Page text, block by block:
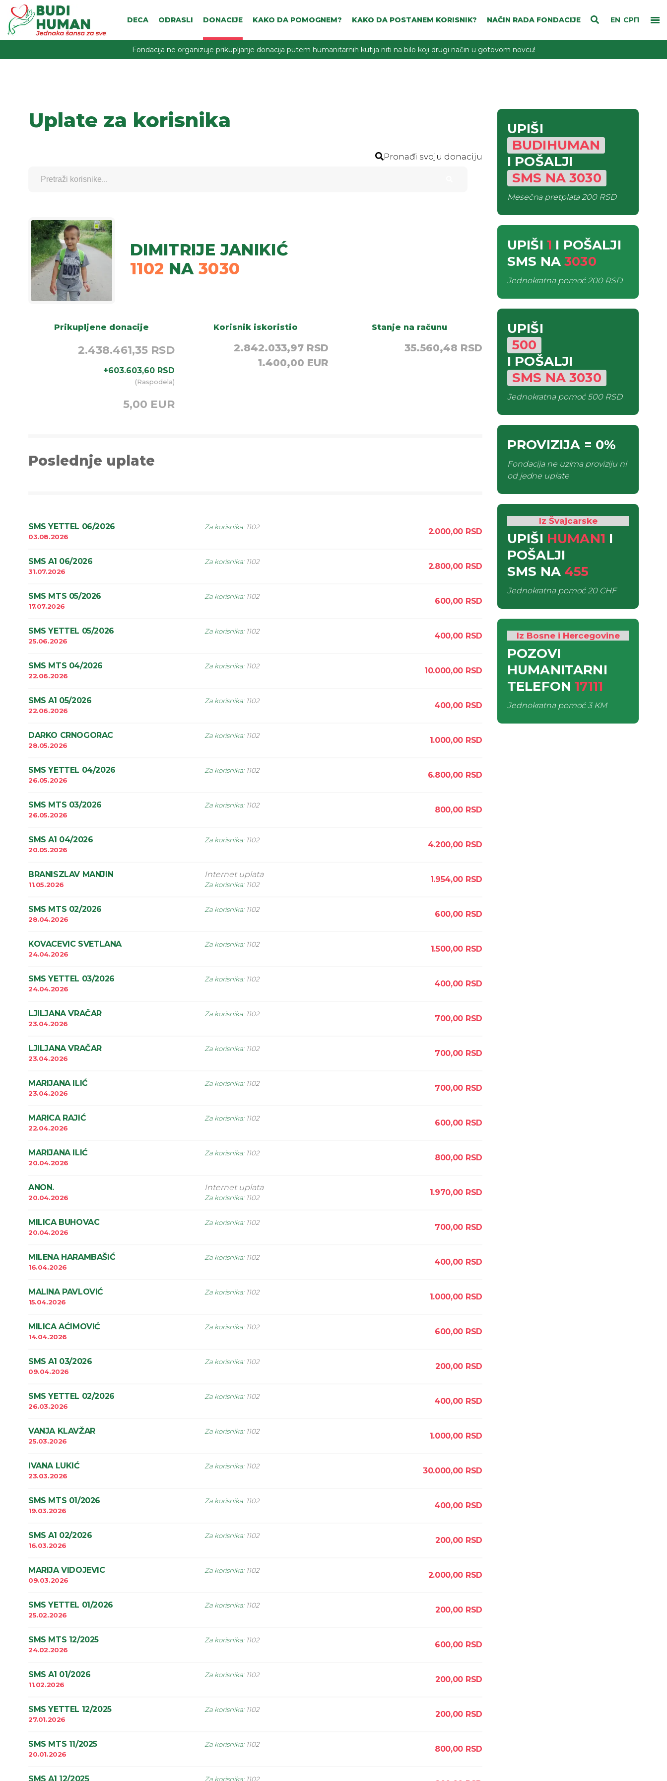
EN СРП
DECA ODRASLI DONACIJE KAKO DA POMOGNEM? KAKO DA POSTANEM KORISNIK? NAČIN RADA FONDACIJE
Fondacija ne organizuje prikupljanje donacija putem humanitarnih kutija niti na bilo koji drugi način u gotovom novcu!
Uplate za korisnika
Pronađi svoju donaciju
DIMITRIJE JANIKIĆ
1102 NA 3030
Prikupljene donacije
2.438.461,35 RSD
+603.603,60 RSD
(Raspodela)
5,00 EUR
Korisnik iskoristio
2.842.033,97 RSD
1.400,00 EUR
Stanje na računu
35.560,48 RSD
Poslednje uplate
SMS YETTEL 06/2026
03.08.2026
Za korisnika: 1102 2.000,00 RSD
SMS A1 06/2026
31.07.2026
Za korisnika: 1102 2.800,00 RSD
SMS MTS 05/2026
17.07.2026
Za korisnika: 1102 600,00 RSD
SMS YETTEL 05/2026
25.06.2026
Za korisnika: 1102 400,00 RSD
SMS MTS 04/2026
22.06.2026
Za korisnika: 1102 10.000,00 RSD
SMS A1 05/2026
22.06.2026
Za korisnika: 1102 400,00 RSD
DARKO CRNOGORAC
28.05.2026
Za korisnika: 1102 1.000,00 RSD
SMS YETTEL 04/2026
26.05.2026
Za korisnika: 1102 6.800,00 RSD
SMS MTS 03/2026
26.05.2026
Za korisnika: 1102 800,00 RSD
SMS A1 04/2026
20.05.2026
Za korisnika: 1102 4.200,00 RSD
BRANISZLAV MANJIN
11.05.2026
Internet uplata
Za korisnika: 1102
1.954,00 RSD
SMS MTS 02/2026
28.04.2026
Za korisnika: 1102 600,00 RSD
KOVACEVIC SVETLANA
24.04.2026
Za korisnika: 1102 1.500,00 RSD
SMS YETTEL 03/2026
24.04.2026
Za korisnika: 1102 400,00 RSD
LJILJANA VRAČAR
23.04.2026
Za korisnika: 1102 700,00 RSD
LJILJANA VRAČAR
23.04.2026
Za korisnika: 1102 700,00 RSD
MARIJANA ILIĆ
23.04.2026
Za korisnika: 1102 700,00 RSD
MARICA RAJIĆ
22.04.2026
Za korisnika: 1102 600,00 RSD
MARIJANA ILIĆ
20.04.2026
Za korisnika: 1102 800,00 RSD
ANON.
20.04.2026
Internet uplata
Za korisnika: 1102
1.970,00 RSD
MILICA BUHOVAC
20.04.2026
Za korisnika: 1102 700,00 RSD
MILENA HARAMBAŠIĆ
16.04.2026
Za korisnika: 1102 400,00 RSD
MALINA PAVLOVIĆ
15.04.2026
Za korisnika: 1102 1.000,00 RSD
MILICA AĆIMOVIĆ
14.04.2026
Za korisnika: 1102 600,00 RSD
SMS A1 03/2026
09.04.2026
Za korisnika: 1102 200,00 RSD
SMS YETTEL 02/2026
26.03.2026
Za korisnika: 1102 400,00 RSD
VANJA KLAVŽAR
25.03.2026
Za korisnika: 1102 1.000,00 RSD
IVANA LUKIĆ
23.03.2026
Za korisnika: 1102 30.000,00 RSD
SMS MTS 01/2026
19.03.2026
Za korisnika: 1102 400,00 RSD
SMS A1 02/2026
16.03.2026
Za korisnika: 1102 200,00 RSD
MARIJA VIDOJEVIC
09.03.2026
Za korisnika: 1102 2.000,00 RSD
SMS YETTEL 01/2026
25.02.2026
Za korisnika: 1102 200,00 RSD
SMS MTS 12/2025
24.02.2026
Za korisnika: 1102 600,00 RSD
SMS A1 01/2026
11.02.2026
Za korisnika: 1102 200,00 RSD
SMS YETTEL 12/2025
27.01.2026
Za korisnika: 1102 200,00 RSD
SMS MTS 11/2025
20.01.2026
Za korisnika: 1102 800,00 RSD
SMS A1 12/2025 Za korisnika: 1102
UPIŠI
BUDIHUMAN
I POŠALJI
SMS NA3030
Mesečna pretplata200 RSD
UPIŠI 1 I POŠALJI
SMS NA 3030
Jednokratna pomoć200 RSD
UPIŠI
500
I POŠALJI
SMS NA3030
Jednokratna pomoć500 RSD
PROVIZIJA = 0%
Fondacija ne uzima proviziju ni
od jedne uplate
Iz Švajcarske
UPIŠI HUMAN1 I
POŠALJI
SMS NA 455
Jednokratna pomoć20 CHF
Iz Bosne i Hercegovine
POZOVI
HUMANITARNI
TELEFON 17111
Jednokratna pomoć3 KM